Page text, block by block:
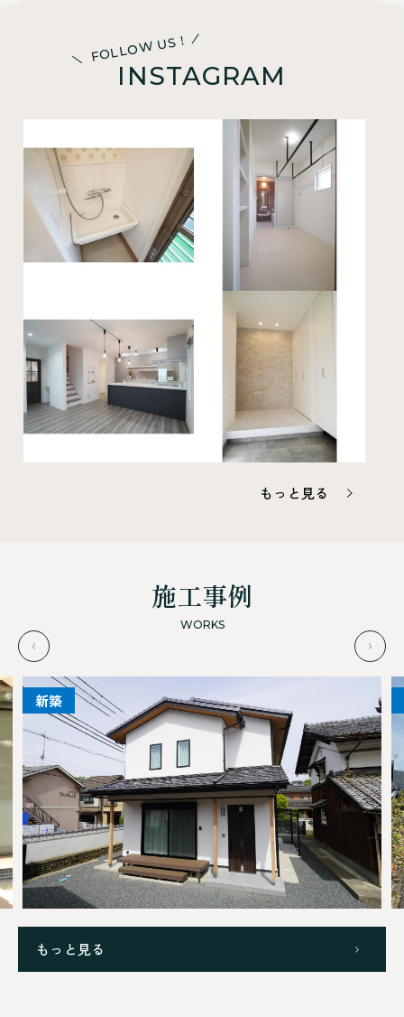
FOLLOW US！
INSTAGRAM
もっと見る
施工事例
WORKS
新築
もっと見る